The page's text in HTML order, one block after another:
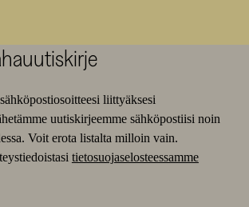
liittyäksesi
uutiskirjeemme sähköpostiisi noin
Voit erota listalta milloin vain.
tietosuojaselosteessamme